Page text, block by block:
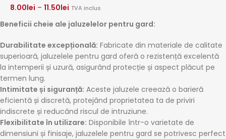
8.00lei – 11.50lei TVA inclus
Beneficii cheie ale jaluzelelor pentru gard:
Durabilitate excepțională: Fabricate din materiale de calitate
superioară, jaluzelele pentru gard oferă o rezistență excelentă
la intemperii și uzură, asigurând protecție și aspect plăcut pe
termen lung.
Intimitate și siguranță: Aceste jaluzele creează o barieră
eficientă și discretă, protejând proprietatea ta de priviri
indiscrete și reducând riscul de intruziune.
Flexibilitate în utilizare: Disponibile într-o varietate de
dimensiuni și finisaje, jaluzelele pentru gard se potrivesc perfect